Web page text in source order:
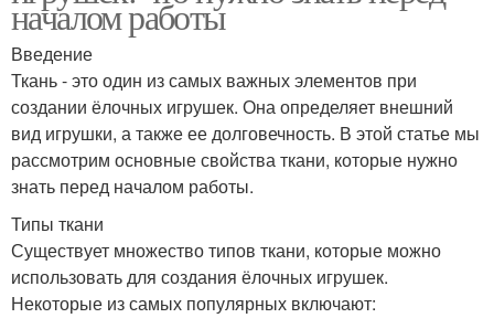
началом работы
Введение
Ткань - это один из самых важных элементов при
создании ёлочных игрушек. Она определяет внешний
вид игрушки, а также ее долговечность. В этой статье мы
рассмотрим основные свойства ткани, которые нужно
знать перед началом работы.
Типы ткани
Существует множество типов ткани, которые можно
использовать для создания ёлочных игрушек.
Некоторые из самых популярных включают: